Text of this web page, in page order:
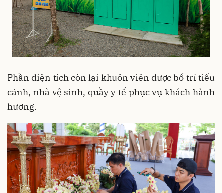
Phần diện tích còn lại khuôn viên được bố trí tiểu
cảnh, nhà vệ sinh, quầy y tế phục vụ khách hành
hương.